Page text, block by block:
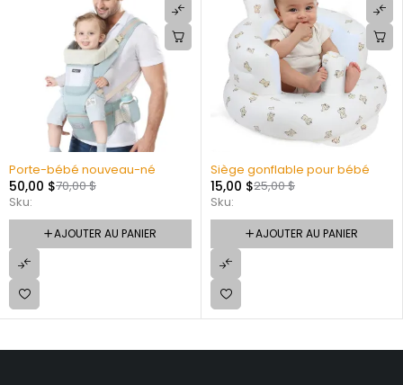
Porte-bébé nouveau-né
70,00$
50,00 $
Sku:
AJOUTER AU PANIER
Siège gonflable pour bébé
25,00$
15,00 $
Sku:
AJOUTER AU PANIER